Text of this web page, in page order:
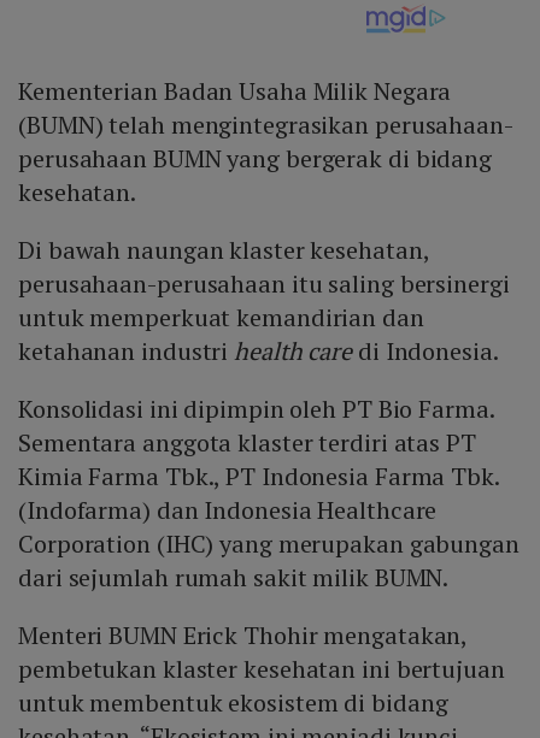
Kementerian Badan Usaha Milik Negara
(BUMN) telah mengintegrasikan perusahaan-
perusahaan BUMN yang bergerak di bidang
kesehatan.
Di bawah naungan klaster kesehatan,
perusahaan-perusahaan itu saling bersinergi
untuk memperkuat kemandirian dan
ketahanan industrihealth caredi Indonesia.
Konsolidasi ini dipimpin oleh PT Bio Farma.
Sementara anggota klaster terdiri atas PT
Kimia Farma Tbk., PT Indonesia Farma Tbk.
(Indofarma) dan Indonesia Healthcare
Corporation (IHC) yang merupakan gabungan
dari sejumlah rumah sakit milik BUMN.
Menteri BUMN Erick Thohir mengatakan,
pembetukan klaster kesehatan ini bertujuan
untuk membentuk ekosistem di bidang